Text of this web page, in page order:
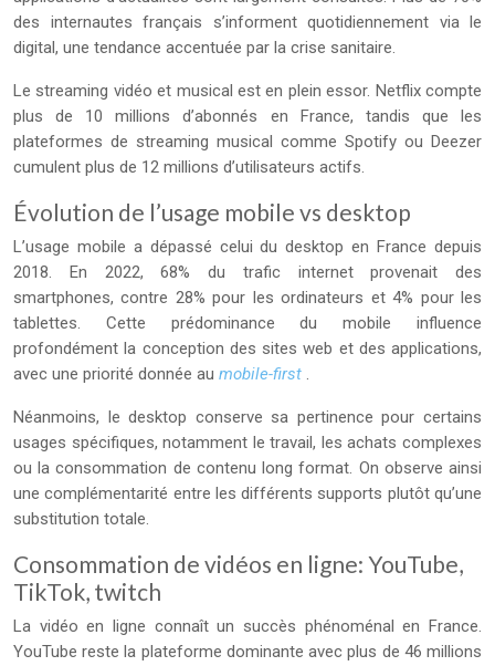
des internautes français s’informent quotidiennement via le
digital, une tendance accentuée par la crise sanitaire.
Le streaming vidéo et musical est en plein essor. Netflix compte
plus de 10 millions d’abonnés en France, tandis que les
plateformes de streaming musical comme Spotify ou Deezer
cumulent plus de 12 millions d’utilisateurs actifs.
Évolution de l’usage mobile vs desktop
L’usage mobile a dépassé celui du desktop en France depuis
2018. En 2022, 68% du trafic internet provenait des
smartphones, contre 28% pour les ordinateurs et 4% pour les
tablettes. Cette prédominance du mobile influence
profondément la conception des sites web et des applications,
avec une priorité donnée au mobile-first .
Néanmoins, le desktop conserve sa pertinence pour certains
usages spécifiques, notamment le travail, les achats complexes
ou la consommation de contenu long format. On observe ainsi
une complémentarité entre les différents supports plutôt qu’une
substitution totale.
Consommation de vidéos en ligne: YouTube,
TikTok, twitch
La vidéo en ligne connaît un succès phénoménal en France.
YouTube reste la plateforme dominante avec plus de 46 millions